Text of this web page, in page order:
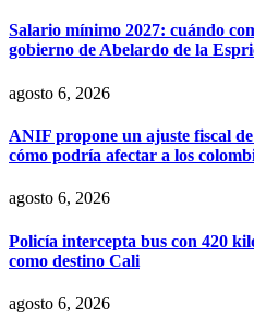
Salario mínimo 2027: cuándo
gobierno de Abelardo de la
agosto 6, 2026
ANIF propone un ajuste fiscal
cómo podría afectar a los
agosto 6, 2026
Policía intercepta bus con 420
como destino Cali
agosto 6, 2026